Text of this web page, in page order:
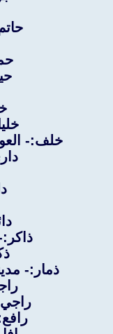
خلف:-
ذمار:-